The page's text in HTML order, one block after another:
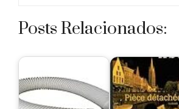
Posts Relacionados: